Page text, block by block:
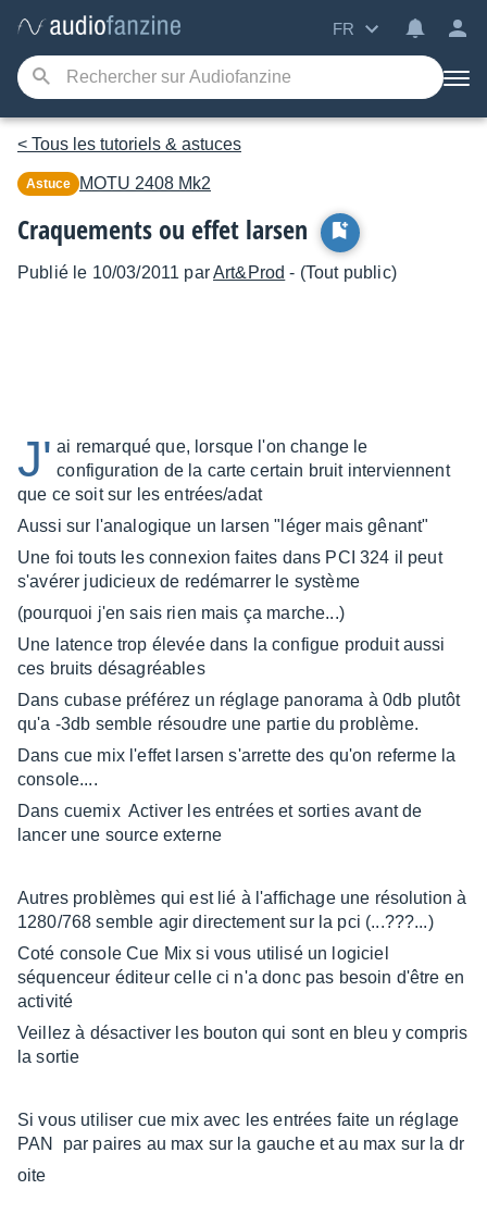
FR
< Tous les tutoriels & astuces
Astuce MOTU 2408 Mk2
Craquements ou effet larsen
Publié le 10/03/2011 parArt&Prod - (Tout public)
J' ai remarqué que, lorsque l'on change le
configuration de la carte certain bruit interviennent
que ce soit sur les entrées/adat
Aussi sur l'analogique un larsen "léger mais gênant"
Une foi touts les connexion faites dans PCI 324 il peut
s'avérer judicieux de redémarrer le système
(pourquoi j'en sais rien mais ça marche...)
Une latence trop élevée dans la configue produit aussi
ces bruits désagréables
Dans cubase préférez un réglage panorama à 0db plutôt
qu'a -3db semble résoudre une partie du problème.
Dans cue mix l'effet larsen s'arrette des qu'on referme la
console....
Dans cuemix Activer les entrées et sorties avant de
lancer une source externe
Autres problèmes qui est lié à l'affichage une résolution à
1280/768 semble agir directement sur la pci (...???...)
Coté console Cue Mix si vous utilisé un logiciel
séquenceur éditeur celle ci n'a donc pas besoin d'être en
activité
Veillez à désactiver les bouton qui sont en bleu y compris
la sortie
Si vous utiliser cue mix avec les entrées faite un réglage
PAN par paires au max sur la gauche et au max sur la dr
oite